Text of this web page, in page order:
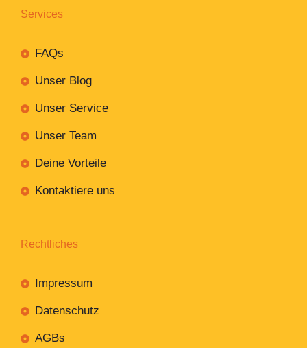
Services
FAQs
Unser Blog
Unser Service
Unser Team
Deine Vorteile
Kontaktiere uns
Rechtliches
Impressum
Datenschutz
AGBs